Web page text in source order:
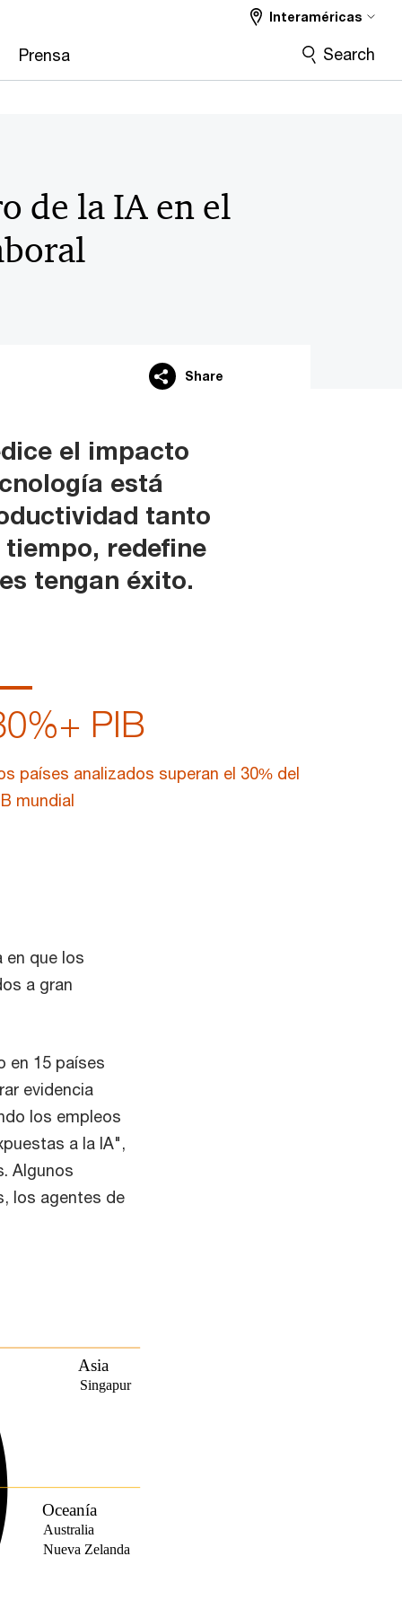
Prensa
Interaméricas
Search
de la IA en el
Share
el impacto
está
tanto
redefine
tengan éxito.
%+ PIB
países analizados superan el 30% del
mundial
en que los
a gran
en 15 países
evidencia
los empleos
a la IA",
Algunos
los agentes de